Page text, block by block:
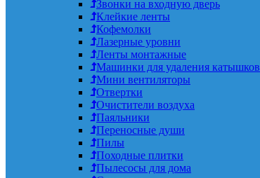
Звонки на входную дверь
Клейкие ленты
Кофемолки
Лазерные уровни
Ленты монтажные
Машинки для удаления катышков
Мини вентиляторы
Отвертки
Очистители воздуха
Паяльники
Переносные души
Пилы
Походные плитки
Пылесосы для дома